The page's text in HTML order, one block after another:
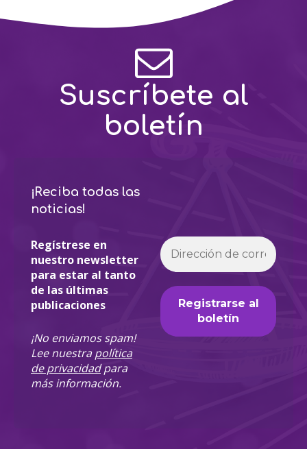
Suscríbete al
boletín
¡Reciba todas las
noticias!
Regístrese en
nuestro newsletter
para estar al tanto
de las últimas
publicaciones
¡No enviamos spam!
Lee nuestrapolítica
de privacidadpara
más información.